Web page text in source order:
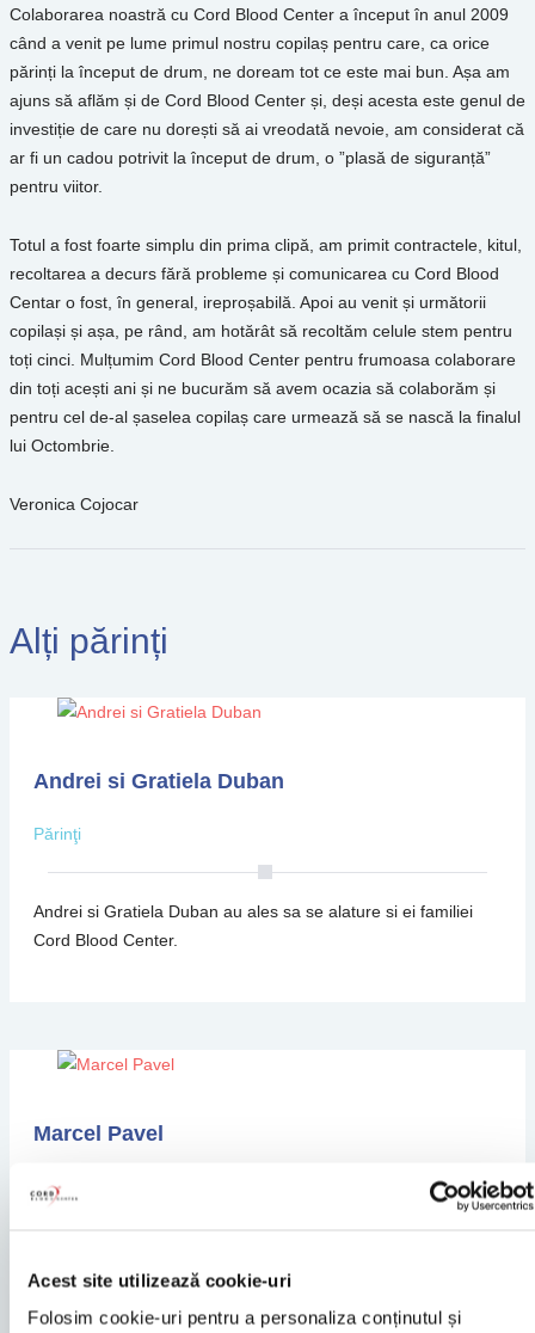
Acest site utilizează cookie-uri
Folosim cookie-uri pentru a personaliza conținutul și
Colaborarea noastră cu Cord Blood Center a început în anul 2009
când a venit pe lume primul nostru copilaș pentru care, ca orice
părinți la început de drum, ne doream tot ce este mai bun. Așa am
ajuns să aflăm și de Cord Blood Center și, deși acesta este genul de
investiție de care nu dorești să ai vreodată nevoie, am considerat că
ar fi un cadou potrivit la început de drum, o ”plasă de siguranță”
pentru viitor.
Totul a fost foarte simplu din prima clipă, am primit contractele, kitul,
recoltarea a decurs fără probleme și comunicarea cu Cord Blood
Centar o fost, în general, ireproșabilă. Apoi au venit și următorii
copilași și așa, pe rând, am hotărât să recoltăm celule stem pentru
toți cinci. Mulțumim Cord Blood Center pentru frumoasa colaborare
din toți acești ani și ne bucurăm să avem ocazia să colaborăm și
pentru cel de-al șaselea copilaș care urmează să se nască la finalul
lui Octombrie.
Veronica Cojocar
Alți părinți
Andrei si Gratiela Duban
Părinţi
Andrei si Gratiela Duban au ales sa se alature si ei familiei
Cord Blood Center.
Marcel Pavel
Părinţi
fetitei lui pentru ca vrea sa-i asigure...